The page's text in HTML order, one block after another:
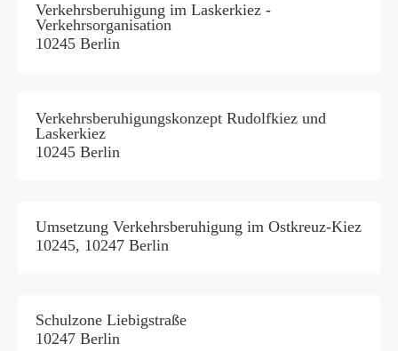
Verkehrsberuhigung im Laskerkiez -
Verkehrsorganisation
10245 Berlin
Verkehrsberuhigungskonzept Rudolfkiez und
Laskerkiez
10245 Berlin
Umsetzung Verkehrsberuhigung im Ostkreuz-Kiez
10245, 10247 Berlin
Schulzone Liebigstraße
10247 Berlin